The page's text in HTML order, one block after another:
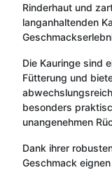
Rinderhaut und
langanhaltenden
Die Kauringe sind
Fütterung und
besonders
unangenehmen
Dank ihrer
Geschmack